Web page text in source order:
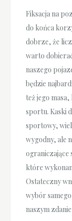
Fiksacja na
do końca
dobrze, że
warto
naszego
będzie
też jego
sportu. Kaski
sportowy,
wygodny, ale
ograniczające
które
Ostateczny
wybór
naszym